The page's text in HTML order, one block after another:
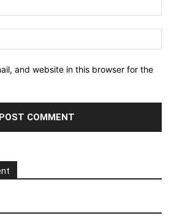
and website in this browser for the